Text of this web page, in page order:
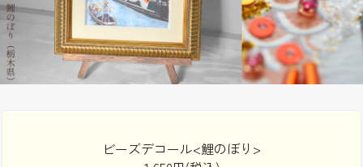
ビーズデコール<鯉のぼり>